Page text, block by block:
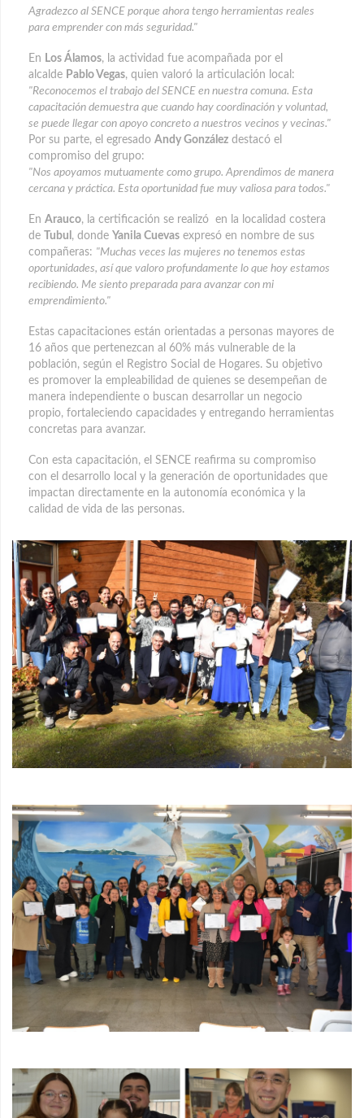
Agradezco al SENCE porque ahora tengo herramientas reales
para emprender con más seguridad."
En Los Álamos, la actividad fue acompañada por el
alcalde Pablo Vegas, quien valoró la articulación local:
"Reconocemos el trabajo del SENCE en nuestra comuna. Esta
capacitación demuestra que cuando hay coordinación y voluntad,
se puede llegar con apoyo concreto a nuestros vecinos y vecinas."
Por su parte, el egresado Andy González destacó el
compromiso del grupo:
"Nos apoyamos mutuamente como grupo. Aprendimos de manera
cercana y práctica. Esta oportunidad fue muy valiosa para todos."
En Arauco, la certificación se realizó en la localidad costera
de
Tubul , donde Yanila Cuevas expresó en nombre de sus
compañeras: "Muchas veces las mujeres no tenemos estas
oportunidades, así que valoro profundamente lo que hoy estamos
recibiendo. Me siento preparada para avanzar con mi
emprendimiento."
Estas capacitaciones están orientadas a personas mayores de
16 años que pertenezcan al 60% más vulnerable de la
población, según el Registro Social de Hogares. Su objetivo
es promover la empleabilidad de quienes se desempeñan de
manera independiente o buscan desarrollar un negocio
propio, fortaleciendo capacidades y entregando herramientas
concretas para avanzar.
Con esta capacitación, el SENCE reafirma su compromiso
con el desarrollo local y la generación de oportunidades que
impactan directamente en la autonomía económica y la
calidad de vida de las personas.